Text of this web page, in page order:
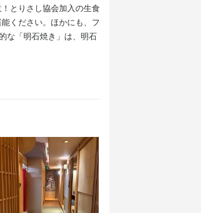
とりさし協会加入の生食
ください。ほかにも、フ
な「明石焼き」は、明石